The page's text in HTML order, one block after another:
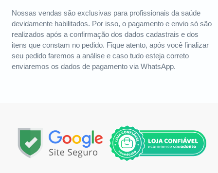
Nossas vendas são exclusivas para profissionais da saúde
devidamente habilitados. Por isso, o pagamento e envio só são
realizados após a confirmação dos dados cadastrais e dos
itens que constam no pedido. Fique atento, após você finalizar
seu pedido faremos a análise e caso tudo esteja correto
enviaremos os dados de pagamento via WhatsApp.